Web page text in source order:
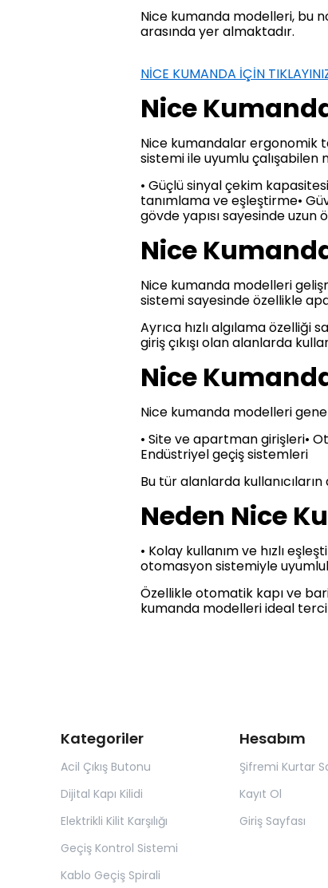
Nice kumanda modelleri, bu
arasında yer almaktadır.
NİCE KUMANDA İÇİN
Nice
Nice kumandalar ergonomik
sistemi ile uyumlu çalışabilen
• Güçlü sinyal çekim
tanımlama ve eşleştirme•
gövde yapısı sayesinde uzun
Nice
Nice kumanda modelleri
sistemi sayesinde özellikle
Ayrıca hızlı algılama
giriş çıkışı olan alanlarda
Nice
Nice kumanda modelleri
• Site ve apartman girişleri•
Endüstriyel geçiş sistemleri
Bu tür alanlarda
Neden Nice
• Kolay kullanım ve hızlı
otomasyon sistemiyle
Özellikle otomatik kapı ve
kumanda modelleri ideal
Kategoriler
Acil Çıkış Butonu
Dijital Kapı Kilidi
Elektrikli Kilit Karşılığı
Geçiş Kontrol Sistemi
Kablo Geçiş Spirali
Hesabım
Şifremi Kurtar
Kayıt Ol
Giriş Sayfası